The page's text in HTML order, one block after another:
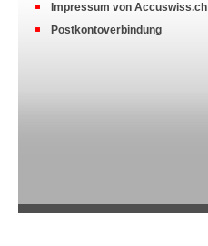
Impressum von Accuswiss.ch
Postkontoverbindung